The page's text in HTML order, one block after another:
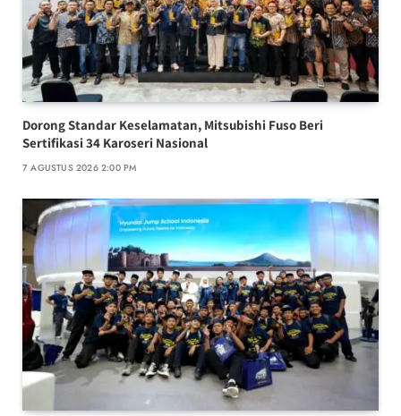
Dorong Standar Keselamatan, Mitsubishi Fuso Beri
Sertifikasi 34 Karoseri Nasional
7 AGUSTUS 2026 2:00 PM